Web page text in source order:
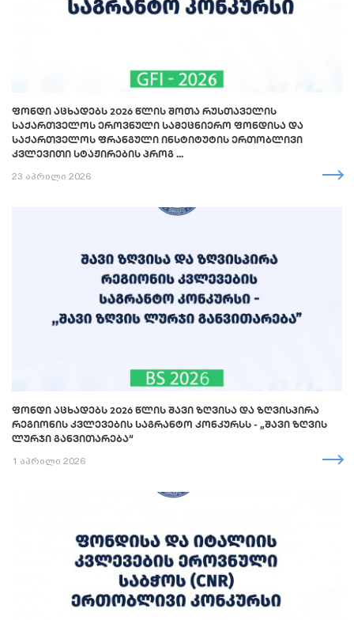
ᲤᲝᲜᲓᲘ ᲐᲪᲮᲐᲓᲔᲑᲡ 2026 ᲬᲚᲘᲡ ᲨᲝᲗᲐ ᲠᲣᲡᲗᲐᲕᲔᲚᲘᲡ
ᲡᲐᲥᲐᲠᲗᲕᲔᲚᲝᲡ ᲔᲠᲝᲕᲜᲣᲚᲘ ᲡᲐᲛᲔᲪᲜᲘᲔᲠᲝ ᲤᲝᲜᲓᲘᲡᲐ ᲓᲐ
ᲡᲐᲥᲐᲠᲗᲕᲔᲚᲝᲡ ᲤᲠᲐᲜᲒᲣᲚᲘ ᲘᲜᲡᲢᲘᲢᲣᲢᲘᲡ ᲔᲠᲗᲝᲑᲚᲘᲕᲘ
ᲙᲕᲚᲔᲕᲘᲗᲘ ᲡᲢᲐᲟᲘᲠᲔᲑᲘᲡ ᲞᲠᲝᲒ ...
23 აპრილი 2026
ᲤᲝᲜᲓᲘ ᲐᲪᲮᲐᲓᲔᲑᲡ 2026 ᲬᲚᲘᲡ ᲨᲐᲕᲘ ᲖᲦᲕᲘᲡᲐ ᲓᲐ ᲖᲦᲕᲘᲡᲞᲘᲠᲐ
ᲠᲔᲒᲘᲝᲜᲘᲡ ᲙᲕᲚᲔᲕᲔᲑᲘᲡ ᲡᲐᲒᲠᲐᲜᲢᲝ ᲙᲝᲜᲙᲣᲠᲡᲡ - „ᲨᲐᲕᲘ ᲖᲦᲕᲘᲡ
ᲚᲣᲠᲯᲘ ᲒᲐᲜᲕᲘᲗᲐᲠᲔᲑᲐ“
1 აპრილი 2026